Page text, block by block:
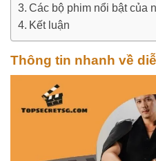
Các bộ phim nổi bật của
Kết luận
Thông tin nhanh về